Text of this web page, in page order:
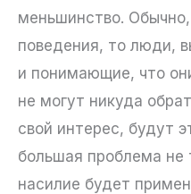
меньшинство.
поведения, то люди,
и понимающие, что
не могут никуда
свой интерес, будут
большая проблема не
насилие будет